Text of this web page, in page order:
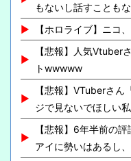
もないし話すこともな
【ホロライブ】ニコ
【悲報】人気Vtuber
トwwwww
【悲報】VTuberさ
ジで見ないでほしい
【悲報】6年半前の
アイに勢いはあるし